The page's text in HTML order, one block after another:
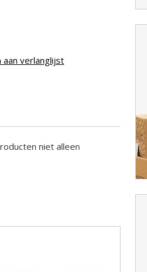
aan verlanglijst
niet alleen